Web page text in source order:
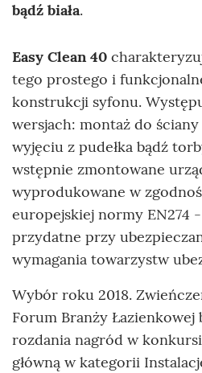
bądź biała.
Easy Clean 40
tego prostego i
konstrukcji syfonu.
wersjach: montaż do ściany
wyjęciu z pudełka bądź
wstępnie zmontowane
wyprodukowane w
europejskiej normy EN274
przydatne przy
wymagania towarzystw
Wybór roku 2018.
Forum Branży Łazienkowej
rozdania nagród w
główną w kategorii